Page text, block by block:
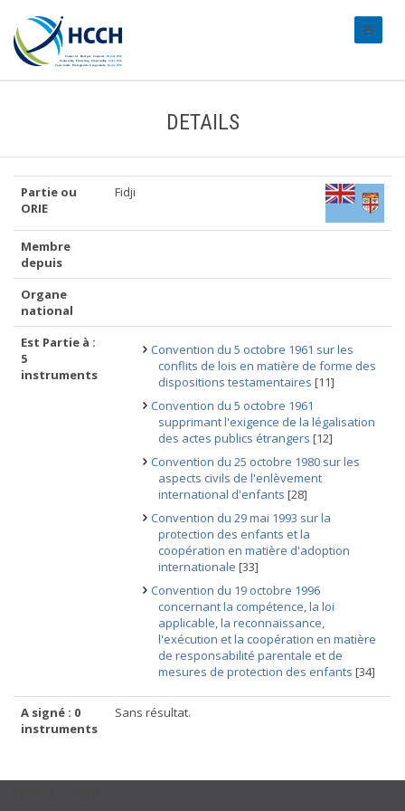
DETAILS
Partie ou
ORIE
Fidji
Membre
depuis
Organe
national
Est Partie à :
5
instruments
Convention du 5 octobre 1961 sur les
conflits de lois en matière de forme des
dispositions testamentaires [11]
Convention du 5 octobre 1961
supprimant l'exigence de la légalisation
des actes publics étrangers [12]
Convention du 25 octobre 1980 sur les
aspects civils de l'enlèvement
international d'enfants [28]
Convention du 29 mai 1993 sur la
protection des enfants et la
coopération en matière d'adoption
internationale [33]
Convention du 19 octobre 1996
concernant la compétence, la loi
applicable, la reconnaissance,
l'exécution et la coopération en matière
de responsabilité parentale et de
mesures de protection des enfants [34]
A signé : 0
instruments
Sans résultat.